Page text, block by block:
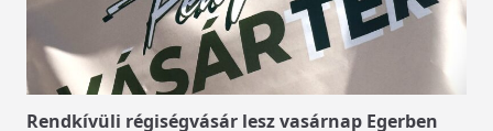
Rendkívüli régiségvásár lesz vasárnap Egerben